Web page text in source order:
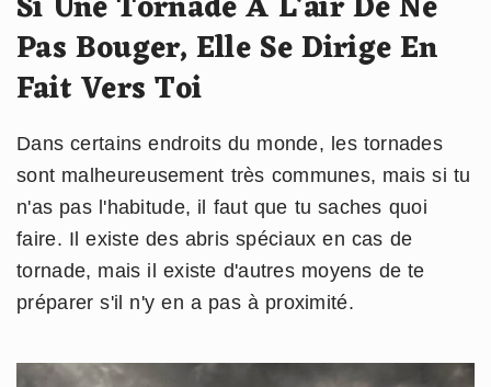
Pas Bouger, Elle Se Dirige En
Fait Vers Toi
Dans certains endroits du monde, les tornades
sont malheureusement très communes, mais si tu
n'as pas l'habitude, il faut que tu saches quoi
faire. Il existe des abris spéciaux en cas de
tornade, mais il existe d'autres moyens de te
préparer s'il n'y en a pas à proximité.